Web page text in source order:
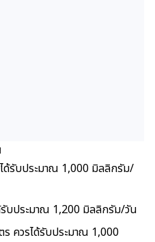
รับประมาณ 1,000 มิลลิกรัม/
บประมาณ 1,200 มิลลิกรัม/วัน
ควรได้รับประมาณ 1,000